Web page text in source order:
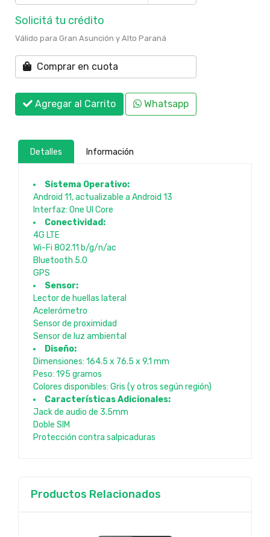
Solicitá tu crédito
Válido para Gran Asunción y Alto Paraná
Comprar en cuota
Agregar al Carrito Whatsapp
Detalles Información
Sistema Operativo:
Android 11, actualizable a Android 13
Interfaz: One UI Core
Conectividad:
4G LTE
Wi-Fi 802.11 b/g/n/ac
Bluetooth 5.0
GPS
Sensor:
Lector de huellas lateral
Acelerómetro
Sensor de proximidad
Sensor de luz ambiental
Diseño:
Dimensiones: 164.5 x 76.5 x 9.1 mm
Peso: 195 gramos
Colores disponibles: Gris (y otros según región)
Características Adicionales:
Jack de audio de 3.5mm
Doble SIM
Protección contra salpicaduras
Productos Relacionados